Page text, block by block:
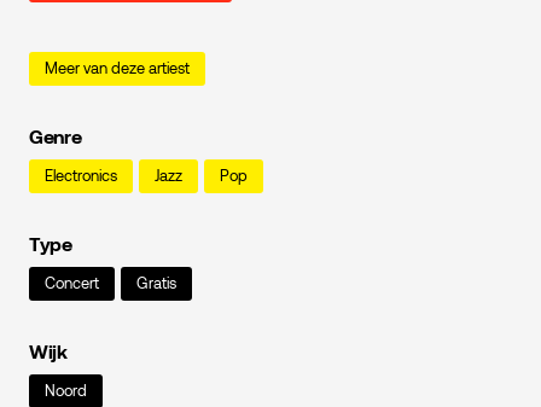
Meer van deze artiest
Genre
Electronics Jazz Pop
Type
Concert Gratis
Wijk
Noord